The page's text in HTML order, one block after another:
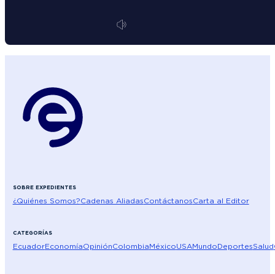
SOBRE EXPEDIENTES
¿Quiénes Somos?Cadenas AliadasContáctanosCarta al Editor
CATEGORÍAS
EcuadorEconomíaOpiniónColombiaMéxicoUSAMundoDeportesSalud